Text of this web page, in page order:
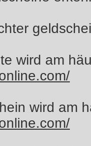
wird am
wird am